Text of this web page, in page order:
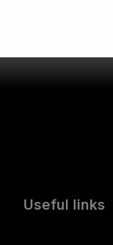
Useful links